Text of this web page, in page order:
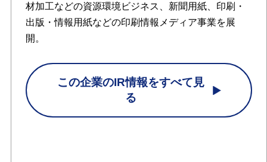
材加工などの資源環境ビジネス、新聞用紙、印刷・
出版・情報用紙などの印刷情報メディア事業を展
開。
この企業のIR情報をすべて見
る